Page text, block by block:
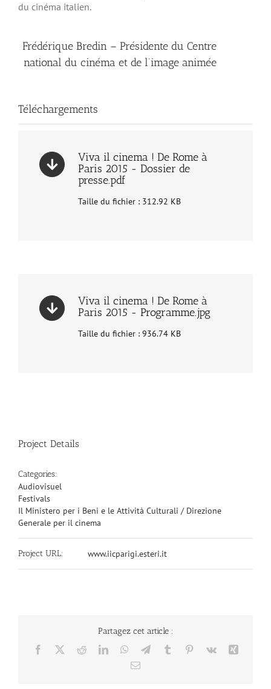
du cinéma italien.
Frédérique Bredin – Présidente du Centre
national du cinéma et de l’image animée
Téléchargements
Viva il cinema ! De Rome à
Paris 2015 - Dossier de
presse.pdf
Taille du fichier : 312.92 KB
Viva il cinema ! De Rome à
Paris 2015 - Programme.jpg
Taille du fichier : 936.74 KB
Project Details
Categories:
Audiovisuel
Festivals
Il Ministero per i Beni e le Attività Culturali / Direzione
Generale per il cinema
Project URL: www.iicparigi.esteri.it
Partagez cet article :
Facebook RedditLinkedInWhatsApp
TelegramTumblr Pinterest
Vk
Email